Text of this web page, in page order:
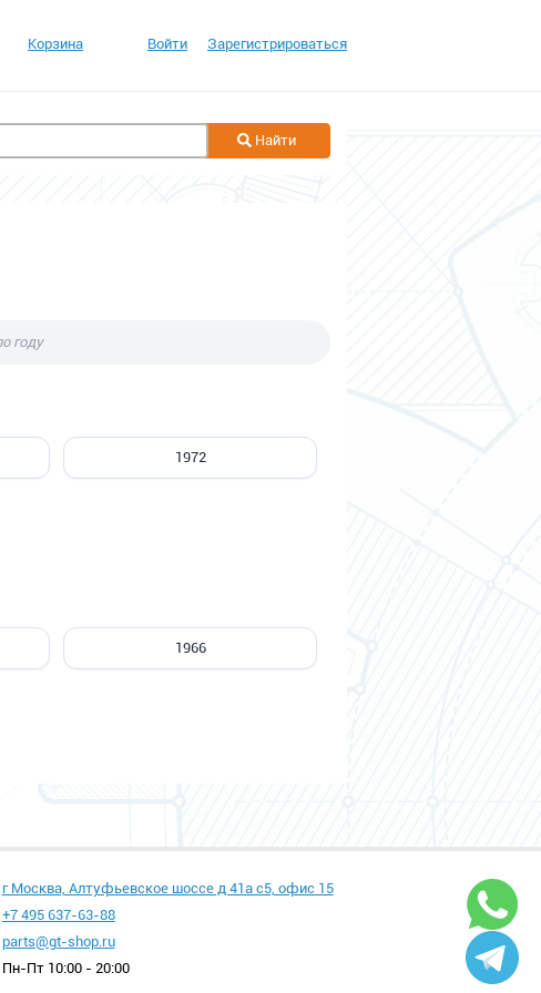
Корзина Войти Зарегистрироваться
Найти
1972
1966
г Москва, Алтуфьевское шоссе д 41а с5, офис 15
+7 495 637-63-88
parts@gt-shop.ru
Пн-Пт 10:00 - 20:00